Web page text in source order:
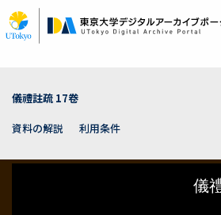
イ
ン
儀禮註疏 17卷
資料の解説
利用条件